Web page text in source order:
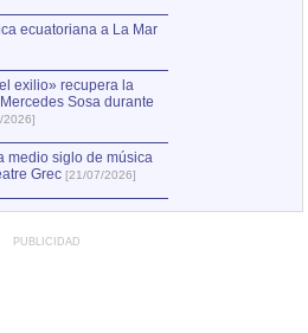
ecuatoriana a La Mar
exilio» recupera la
Sosa durante
2026]
medio siglo de música
Grec [21/07/2026]
PUBLICIDAD